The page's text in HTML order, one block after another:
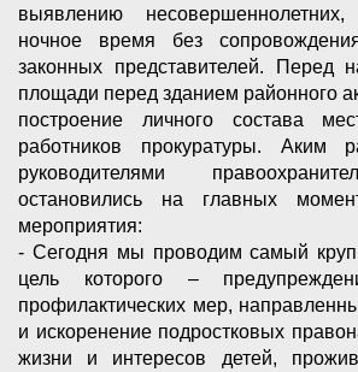
выявлению
ночное время без
законных представителей. Перед
площади перед зданием районного
построение личного состава
работников прокуратуры. Аким
руководителями
остановились на главных
мероприятия:
- Сегодня мы проводим самый
цель которого –
профилактических мер,
и искоренение подростковых
жизни и интересов детей,